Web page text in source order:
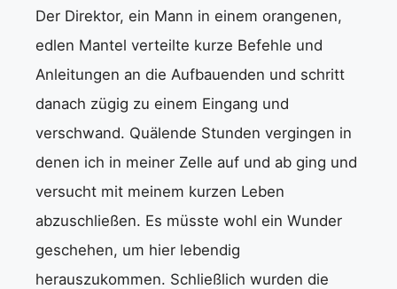
Der Direktor, ein Mann in einem orangenen,
edlen Mantel verteilte kurze Befehle und
Anleitungen an die Aufbauenden und schritt
danach zügig zu einem Eingang und
verschwand. Quälende Stunden vergingen in
denen ich in meiner Zelle auf und ab ging und
versucht mit meinem kurzen Leben
abzuschließen. Es müsste wohl ein Wunder
geschehen, um hier lebendig
herauszukommen. Schließlich wurden die